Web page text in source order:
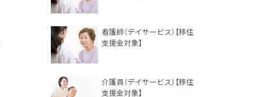
看護師（デイサービス）【移住
支援金対象】
介護員（デイサービス）【移住
支援金対象】